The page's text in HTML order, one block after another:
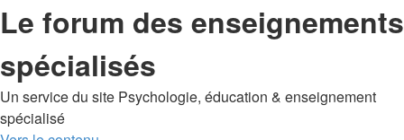
Le forum des enseignements
spécialisés
Un service du site Psychologie, éducation & enseignement
spécialisé